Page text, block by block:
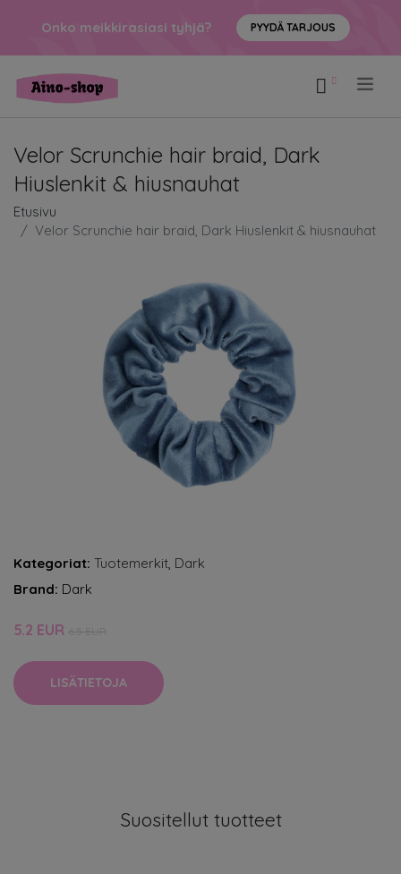
Onko meikkirasiasi tyhjä? PYYDÄ TARJOUS
Velor Scrunchie hair braid, Dark
Hiuslenkit & hiusnauhat
Etusivu
Velor Scrunchie hair braid, Dark Hiuslenkit & hiusnauhat
Kategoriat: Tuotemerkit Dark
Brand: Dark
5.2 EUR
LISÄTIETOJA
Suositellut tuotteet